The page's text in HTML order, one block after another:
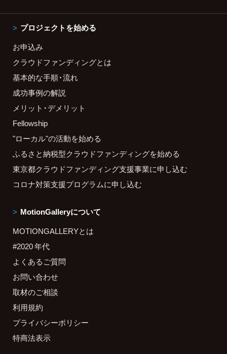
プロジェクトを始める
お申込み
クラウドファンディングとは
基本的な手順・流れ
成功事例の解説
メリット・デメリット
Fellowship
"ローカル"の活動を始める
ふるさと納税型クラウドファンディングを始める
東京都クラウドファンディング支援事業に申し込む
コロナ対策支援プログラムに申し込む
MotionGalleryについて
MOTIONGALLERYとは
#2020 年代
よくあるご質問
お問い合わせ
取材のご相談
利用規約
プライバシーポリシー
特商法表示